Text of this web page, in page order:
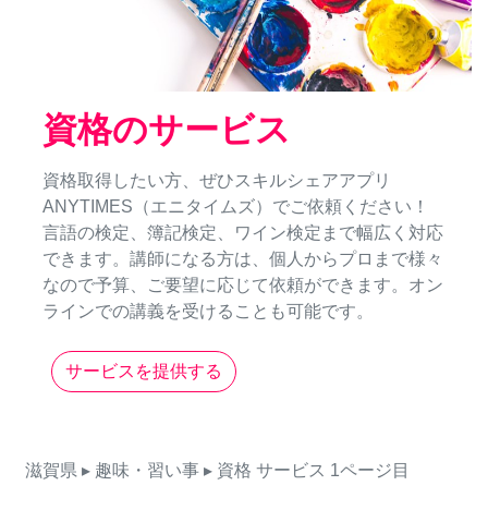
資格のサービス
資格取得したい方、ぜひスキルシェアアプリ
ANYTIMES（エニタイムズ）でご依頼ください！
言語の検定、簿記検定、ワイン検定まで幅広く対応
できます。講師になる方は、個人からプロまで様々
なので予算、ご要望に応じて依頼ができます。オン
ラインでの講義を受けることも可能です。
サービスを提供する
滋賀県 ▸ 趣味・習い事 ▸ 資格 サービス 1ページ目